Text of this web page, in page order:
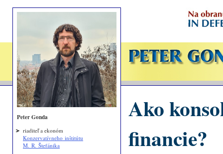
Peter Gonda
riaditeľ a ekonóm
Konzervatívneho inštitútu
M. R. Štefánika
Ako
financie?